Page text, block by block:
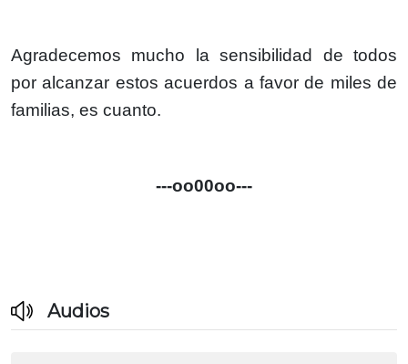
Agradecemos mucho la sensibilidad de todos
por alcanzar estos acuerdos a favor de miles de
familias, es cuanto.
---oo00oo---
Audios